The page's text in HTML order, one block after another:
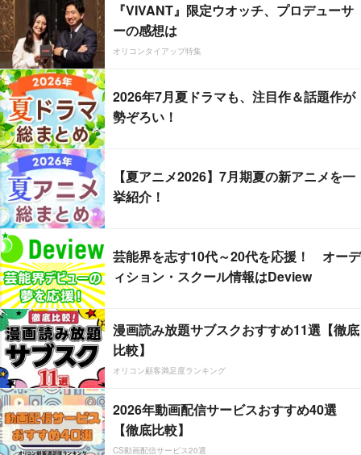
『VIVANT』限定ウオッチ、プロデューサ
ーの感想は
オリコンタイアップ特集
2026年7月夏ドラマも、注目作＆話題作が
勢ぞろい！
【夏アニメ2026】7月期夏の新アニメを一
挙紹介！
芸能界を志す10代～20代を応援！ オーデ
ィション・スクール情報はDeview
漫画読み放題サブスクおすすめ11選【徹底
比較】
オリコン顧客満足度ランキング
2026年動画配信サービスおすすめ40選
【徹底比較】
CS動画配信サービス20選